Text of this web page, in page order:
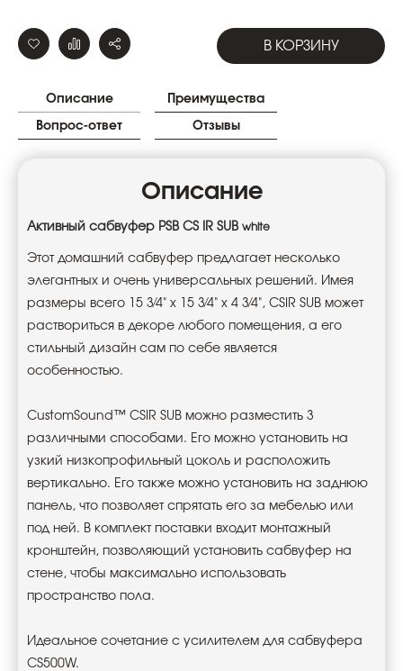
В КОРЗИНУ
Описание Преимущества
Вопрос-ответ Отзывы
Описание
Активный сабвуфер PSB CS IR SUB white
Этот домашний сабвуфер предлагает несколько
элегантных и очень универсальных решений. Имея
размеры всего 15 3⁄4" x 15 3⁄4" x 4 3⁄4", CSIR SUB может
раствориться в декоре любого помещения, а его
стильный дизайн сам по себе является
особенностью.
CustomSound™ CSIR SUB можно разместить 3
различными способами. Его можно установить на
узкий низкопрофильный цоколь и расположить
вертикально. Его также можно установить на заднюю
панель, что позволяет спрятать его за мебелью или
под ней. В комплект поставки входит монтажный
кронштейн, позволяющий установить сабвуфер на
стене, чтобы максимально использовать
пространство пола.
Идеальное сочетание с усилителем для сабвуфера
CS500W.